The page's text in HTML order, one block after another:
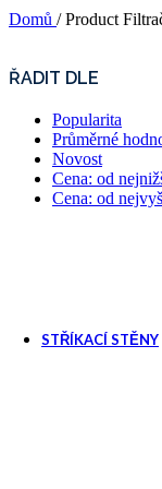
STŘÍKACÍ STĚNY
Domů / Product
ŘADIT DLE
Popularita
Průměrné
Novost
Cena: od
Cena: od